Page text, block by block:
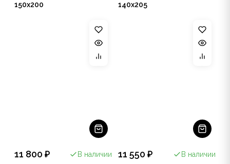
150x200
140x205
11 800 ₽ В наличии 11 550 ₽ В наличии